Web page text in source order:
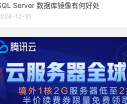
Server 数据库镜像有何好处
12-31